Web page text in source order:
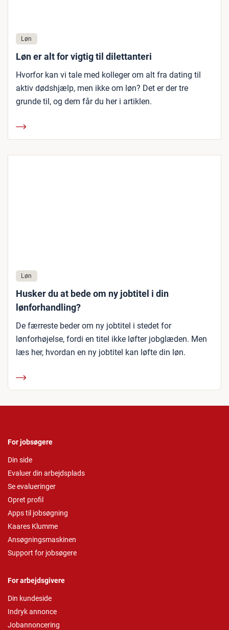
Løn
Løn er alt for vigtig til dilettanteri
Hvorfor kan vi tale med kolleger om alt fra dating til
aktiv dødshjælp, men ikke om løn? Det er der tre
grunde til, og dem får du her i artiklen.
Løn
Husker du at bede om ny jobtitel i din
lønforhandling?
De færreste beder om ny jobtitel i stedet for
lønforhøjelse, fordi en titel ikke løfter jobglæden. Men
læs her, hvordan en ny jobtitel kan løfte din løn.
For jobsøgere
Din side
Evaluer din arbejdsplads
Se evalueringer
Opret profil
Apps til jobsøgning
Kaares Klumme
Ansøgningsmaskinen
Support for jobsøgere
For arbejdsgivere
Din kundeside
Indryk annonce
Jobannoncering